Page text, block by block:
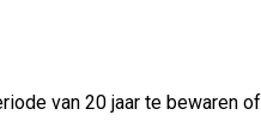
van 20 jaar te bewaren